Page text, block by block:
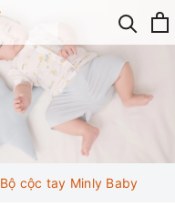
Bộ cộc tay Minly Baby